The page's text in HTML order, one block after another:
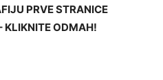
PRVE STRANICE
ODMAH!